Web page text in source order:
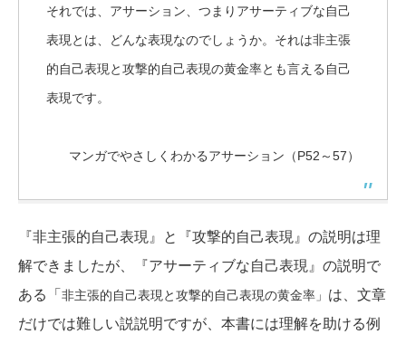
それでは、アサーション、つまりアサーティブな自己
表現とは、どんな表現なのでしょうか。それは非主張
的自己表現と攻撃的自己表現の黄金率とも言える自己
表現です。
マンガでやさしくわかるアサーション（P52～57）
『非主張的自己表現』と『攻撃的自己表現』の説明は理
解できましたが、『アサーティブな自己表現』の説明で
ある「 非主張的自己表現と攻撃的自己表現の黄金率」 は、文章
だけでは難しい説説明ですが、本書には理解を助ける例